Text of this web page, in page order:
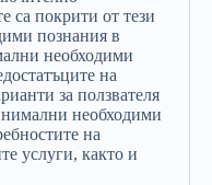
са покрити от тези
познания в
необходими
на
за ползвателя
необходими
на
услуги, както и